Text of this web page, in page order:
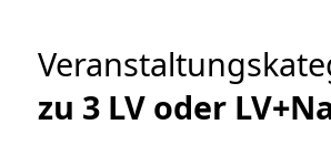
zu 3 LV oder